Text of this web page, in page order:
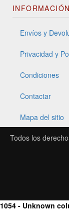
INFORMACIÓN
Envíos y
Privacidad y
Condiciones
Contactar
Mapa del sitio
Todos los
1054 - Unknown